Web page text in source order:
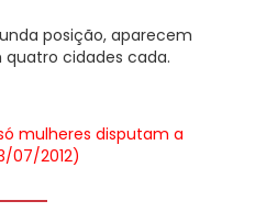
posição, aparecem
quatro cidades cada.
mulheres disputam a
07/2012)